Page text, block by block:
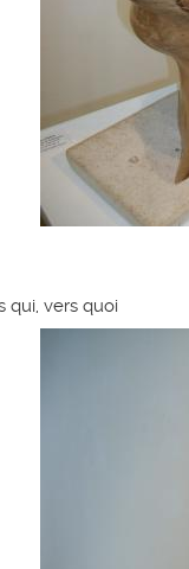
qui, vers quoi